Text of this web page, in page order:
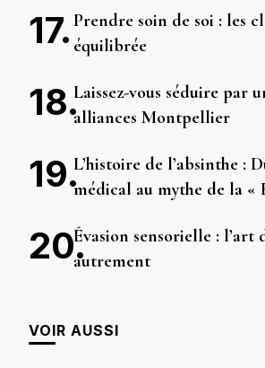
Prendre soin de soi : les
équilibrée
Laissez-vous séduire par
alliances Montpellier
L’histoire de l’absinthe :
médical au mythe de la «
Évasion sensorielle : l’art
autrement
VOIR AUSSI